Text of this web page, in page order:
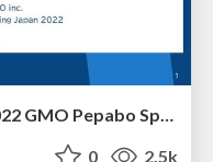
0 2.5k